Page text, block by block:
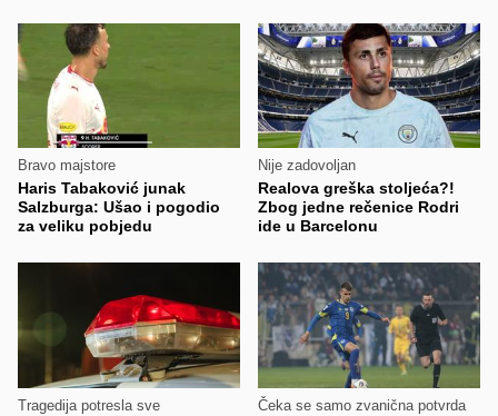
Bravo majstore
Haris Tabaković junak
Salzburga: Ušao i pogodio
za veliku pobjedu
Nije zadovoljan
Realova greška stoljeća?!
Zbog jedne rečenice Rodri
ide u Barcelonu
Tragedija potresla sve Čeka se samo zvanična potvrda